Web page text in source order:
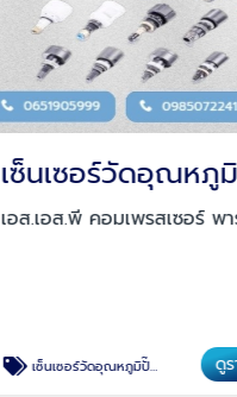
เอส.เอส.พี คอมเพรสเซอร์ พ
เซ็นเซอร์วัดอุณหภูมิปั๊มลม Sensor ดู